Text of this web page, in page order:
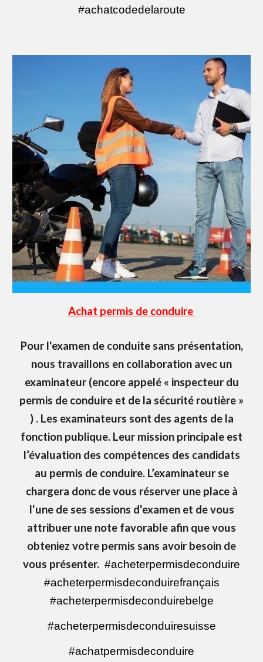
#achatcodedelaroute
Achat permis de conduire
Pour l'examen de conduite sans présentation,
nous travaillons en collaboration avec un
examinateur (encore appelé « inspecteur du
permis de conduire et de la sécurité routière »
) . Les examinateurs sont des agents de la
fonction publique. Leur mission principale est
l’évaluation des compétences des candidats
au permis de conduire. L’examinateur se
chargera donc de vous réserver une place à
l'une de ses sessions d'examen et de vous
attribuer une note favorable afin que vous
obteniez votre permis sans avoir besoin de
vous présenter. #acheterpermisdeconduire
#acheterpermisdeconduirefrançais
#acheterpermisdeconduirebelge
#acheterpermisdeconduiresuisse
#achatpermisdeconduire